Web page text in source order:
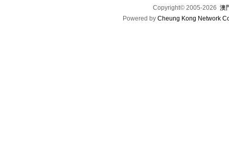
Copyright© 2005-2026 澳
Powered by Cheung Kong Network